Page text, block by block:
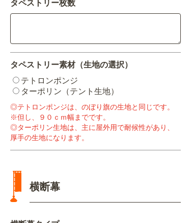
タペストリー枚数
タペストリー素材（生地の選択）
テトロンポンジ
ターポリン（テント生地）
◎テトロンポンジは、のぼり旗の生地と同じです。
※但し、９０ｃｍ幅までです。
◎ターポリン生地は、主に屋外用で耐候性があり、
厚手の生地になります。
横断幕